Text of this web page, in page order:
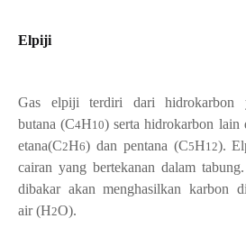
Elpiji
Gas elpiji terdiri dari hidrokarbon
butana(C4H10) serta hidrokarbon
etana(C2H6) dan pentana (C5H12).
cairan yang bertekanan dalam
dibakar akan menghasilkan karbon
air(H2O).